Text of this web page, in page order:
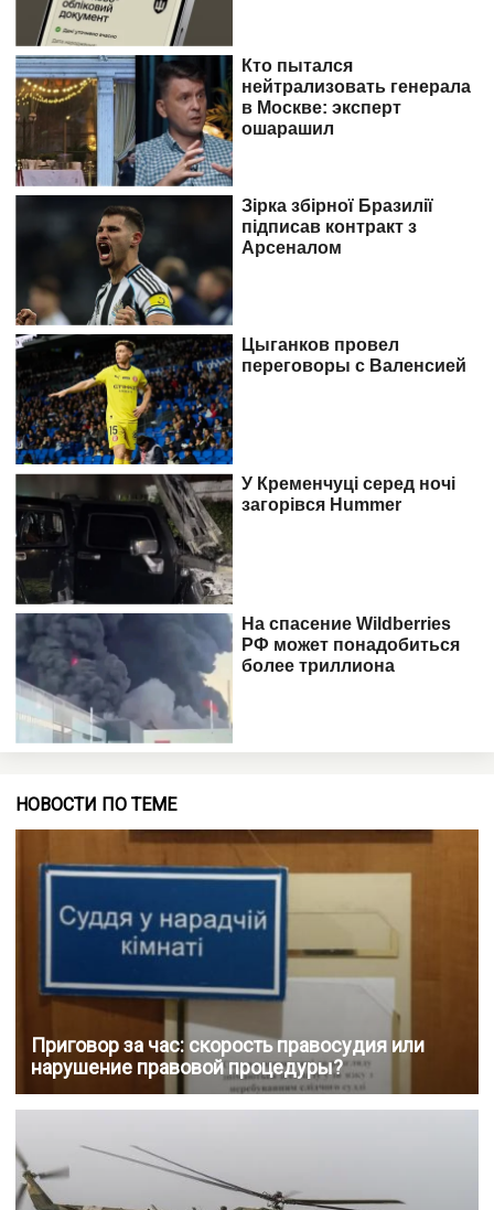
НОВОСТИ ПО ТЕМЕ
Приговор за час: скорость правосудия или
нарушение правовой процедуры?